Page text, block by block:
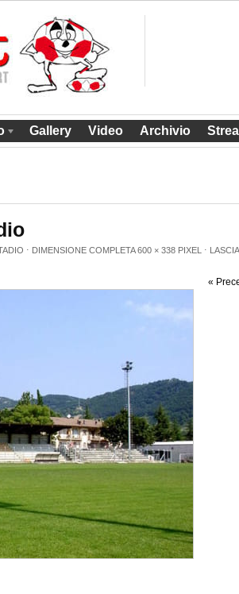
Gallery Video Archivio
⋅ DIMENSIONE COMPLETA600 × 338 PIXEL ⋅
«